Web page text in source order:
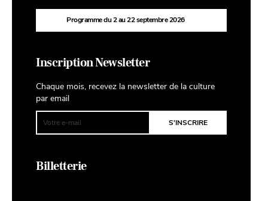
Programme du 2 au 22 septembre 2026
Inscription Newsletter
Chaque mois, recevez la newsletter de la culture
par email
Billetterie